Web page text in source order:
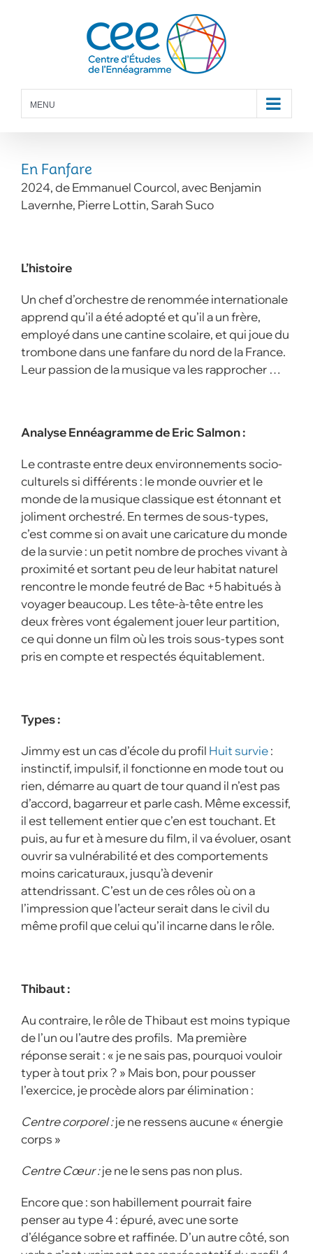
MENU
En Fanfare
2024, de Emmanuel Courcol, avec Benjamin
Lavernhe, Pierre Lottin, Sarah Suco
L’histoire
Un chef d’orchestre de renommée internationale
apprend qu’il a été adopté et qu’il a un frère,
employé dans une cantine scolaire, et qui joue du
trombone dans une fanfare du nord de la France.
Leur passion de la musique va les rapprocher …
Analyse Ennéagramme de Eric Salmon :
Le contraste entre deux environnements socio-
culturels si différents : le monde ouvrier et le
monde de la musique classique est étonnant et
joliment orchestré. En termes de sous-types,
c’est comme si on avait une caricature du monde
de la survie : un petit nombre de proches vivant à
proximité et sortant peu de leur habitat naturel
rencontre le monde feutré de Bac +5 habitués à
voyager beaucoup. Les tête-à-tête entre les
deux frères vont également jouer leur partition,
ce qui donne un film où les trois sous-types sont
pris en compte et respectés équitablement.
Types :
Jimmy est un cas d’école du profil Huit survie:
instinctif, impulsif, il fonctionne en mode tout ou
rien, démarre au quart de tour quand il n’est pas
d’accord, bagarreur et parle cash. Même excessif,
il est tellement entier que c’en est touchant. Et
puis, au fur et à mesure du film, il va évoluer, osant
ouvrir sa vulnérabilité et des comportements
moins caricaturaux, jusqu’à devenir
attendrissant. C’est un de ces rôles où on a
l’impression que l’acteur serait dans le civil du
même profil que celui qu’il incarne dans le rôle.
Thibaut :
Au contraire, le rôle de Thibaut est moins typique
de l’un ou l’autre des profils. Ma première
réponse serait : « je ne sais pas, pourquoi vouloir
typer à tout prix ? » Mais bon, pour pousser
l’exercice, je procède alors par élimination :
Centre corporel :je ne ressens aucune « énergie
corps »
Centre Cœur :je ne le sens pas non plus.
Encore que : son habillement pourrait faire
penser au type 4 : épuré, avec une sorte
d’élégance sobre et raffinée. D’un autre côté, son